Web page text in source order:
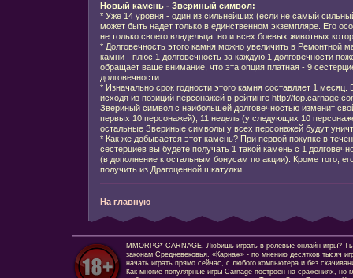
Новый камень - Звериный символ:
* Уже 14 уровня - один из сильнейших (если не самый
может быть надет только в единственном экземпляре. Его
не только своего владельца, но и всех боевых животных
* Долговечность этого камня можно увеличить в Ремонтной
камни - плюс 1 долговечность за каждую 1 долговечности
обращает ваше внимание, что эта опция платная - 9
долговечности.
* Изначально срок годности этого камня составляет 1 месяц.
исходя из позиций персонажей в рейтинге http://
Звериный символ с наибольшей долговечностью изменит
первых 10 персонажей), 11 недель (у следующих 10
остальные Звериные символы у всех персонажей будут
* Как же добывается этот камень? При первой покупке в
сестерциев вы будете получать 1 такой камень с 1
(в дополнение к остальным бонусам по акции). Кроме того,
получить из Драгоценной шкатулки.
На главную
MMORPG* CARNAGE. Любишь играть в ролевые онлайн игры?
законам Средневековья. «Карнаж» - по мнению десятков тысяч
начать играть прямо сейчас, с любого компьютера и без
Как многие популярные игры Carnage построен на сражениях, но